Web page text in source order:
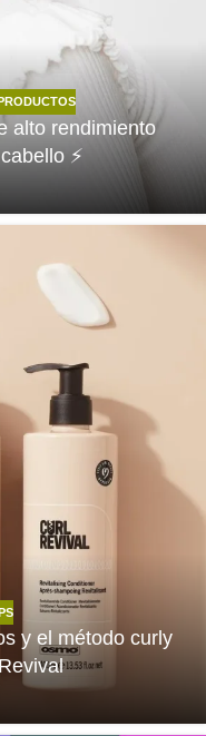
PRODUCTOS
alto rendimiento
⚡
y el método curly